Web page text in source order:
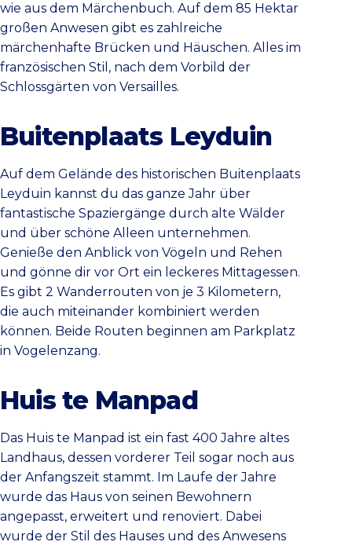
wie aus dem Märchenbuch. Auf dem 85 Hektar
großen Anwesen gibt es zahlreiche
märchenhafte Brücken und Häuschen. Alles im
französischen Stil, nach dem Vorbild der
Schlossgärten von Versailles.
Buitenplaats Leyduin
Auf dem Gelände des historischen Buitenplaats
Leyduin kannst du das ganze Jahr über
fantastische Spaziergänge durch alte Wälder
und über schöne Alleen unternehmen.
Genieße den Anblick von Vögeln und Rehen
und gönne dir vor Ort ein leckeres Mittagessen.
Es gibt 2 Wanderrouten von je 3 Kilometern,
die auch miteinander kombiniert werden
können. Beide Routen beginnen am Parkplatz
in Vogelenzang.
Huis te Manpad
Das Huis te Manpad ist ein fast 400 Jahre altes
Landhaus, dessen vorderer Teil sogar noch aus
der Anfangszeit stammt. Im Laufe der Jahre
wurde das Haus von seinen Bewohnern
angepasst, erweitert und renoviert. Dabei
wurde der Stil des Hauses und des Anwesens